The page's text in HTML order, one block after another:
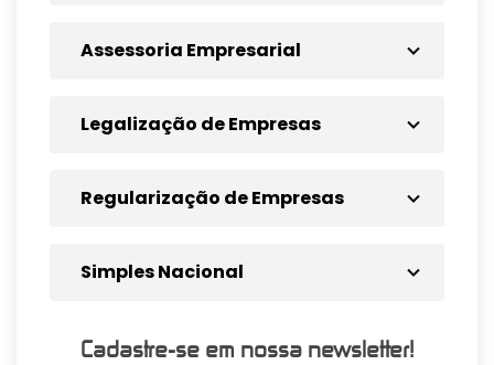
Assessoria Empresarial
Legalização de Empresas
Regularização de Empresas
Simples Nacional
Cadastre-se em nossa newsletter!